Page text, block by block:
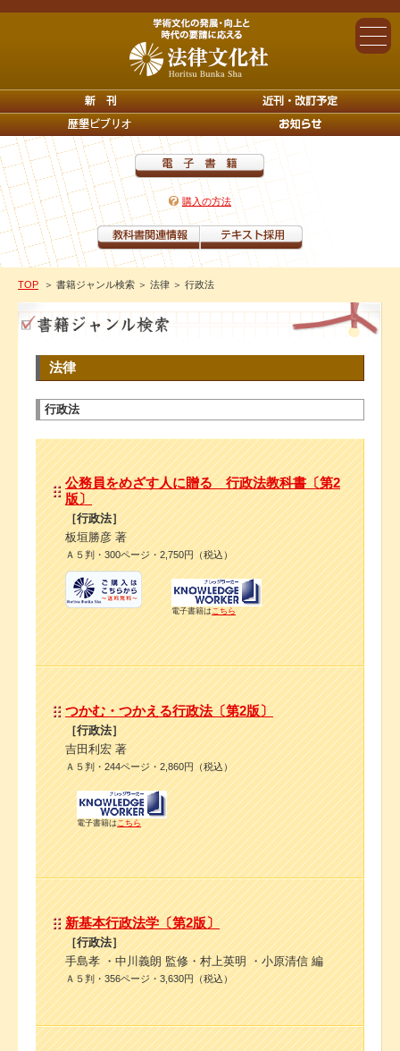
購入の方法
TOP ＞ 書籍ジャンル検索 ＞ 法律 ＞ 行政法
法律
行政法
公務員をめざす人に贈る 行政法教科書〔第2
版〕
［行政法］
板垣勝彦 著
Ａ５判・300ページ・2,750円（税込）
電子書籍はこちら
つかむ・つかえる行政法〔第2版〕
［行政法］
吉田利宏 著
Ａ５判・244ページ・2,860円（税込）
電子書籍は こちら
新基本行政法学〔第2版〕
［行政法］
手島孝 ・中川義朗 監修・村上英明 ・小原清信 編
Ａ５判・356ページ・3,630円（税込）